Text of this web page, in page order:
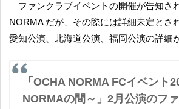
ファンクラブイベントの開催が告知されていた OCHA
NORMA だが、その際には詳細未定とさ
愛知公演、北海道公演、福岡公演の詳細
「OCHA NORMA FCイベント2022 ～OCHA
NORMAの間～」2月公演のフ